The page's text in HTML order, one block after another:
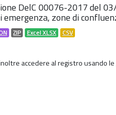
DelC 00076-2017 del
zone di
ZIP Excel XLSX CSV
accedere al registro usando le